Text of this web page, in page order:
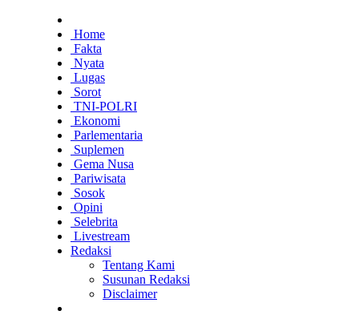
Home
Fakta
Nyata
Lugas
Sorot
TNI-POLRI
Ekonomi
Parlementaria
Suplemen
Gema Nusa
Pariwisata
Sosok
Opini
Selebrita
Livestream
Redaksi
Tentang Kami
Susunan Redaksi
Disclaimer